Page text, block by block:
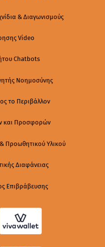
& Διαγωνισμούς
Video
Chatbots
Νοημοσύνης
το Περιβάλλον
και Προσφορών
Προωθητικού Υλικού
Διαφάνειας
Επιβράβευσης